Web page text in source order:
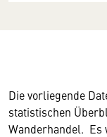
Die vorliegende
statistischen
Wanderhandel. Es